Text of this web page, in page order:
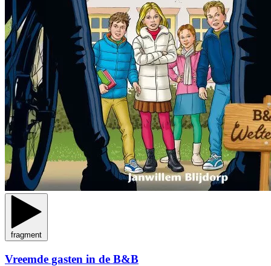
fragment
Vreemde gasten in de B&B